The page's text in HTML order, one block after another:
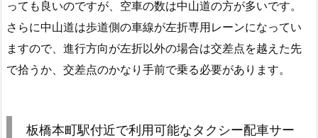
っても良いのですが、空車の数は中山道の方が多いです。
さらに中山道は歩道側の車線が左折専用レーンになってい
ますので、進行方向が左折以外の場合は交差点を越えた先
で拾うか、交差点のかなり手前で乗る必要があります。
板橋本町駅付近で利用可能なタクシー配車サー